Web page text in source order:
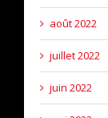
août 2022
juillet 2022
juin 2022